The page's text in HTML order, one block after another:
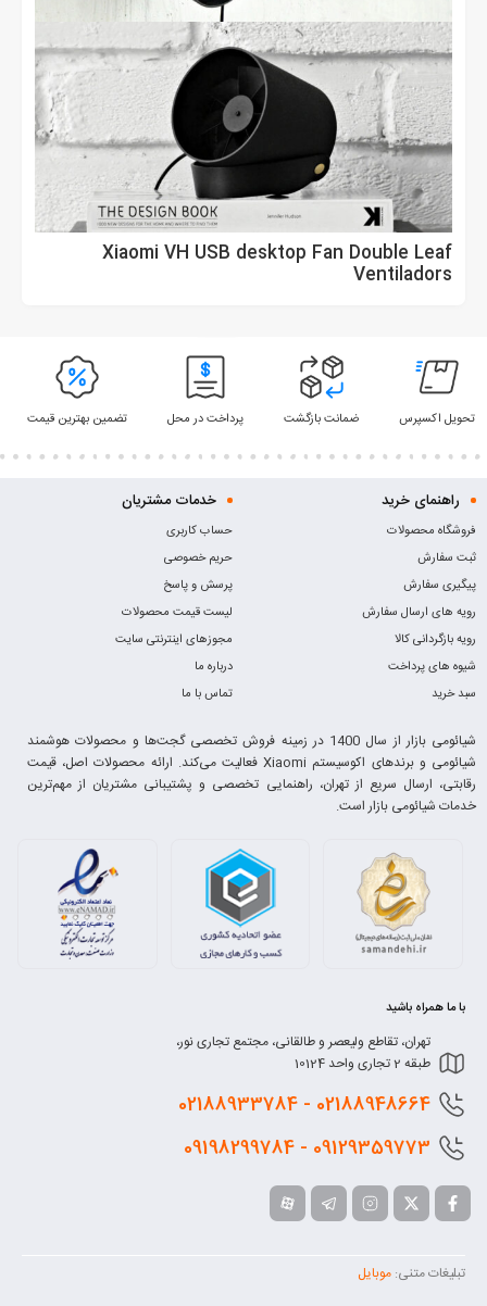
Xiaomi VH USB desktop Fan Double Leaf
Ventiladors
تحویل اکسپرس ضمانت بازگشت پرداخت در محل تضمین بهترین قیمت
راهنمای خرید
فروشگاه محصولات
ثبت سفارش
پیگیری سفارش
رویه های ارسال سفارش
رویه بازگردانی کالا
شیوه های پرداخت
سبد خرید
خدمات مشتریان
حساب کاربری
حریم خصوصی
پرسش و پاسخ
لیست قیمت محصولات
مجوزهای اینترنتی سایت
درباره ما
تماس با ما
شیائومی بازار از سال 1400 در زمینه فروش تخصصی گجت‌ها و محصولات هوشمند
شیائومی و برندهای اکوسیستم Xiaomi فعالیت می‌کند. ارائه محصولات اصل، قیمت
رقابتی، ارسال سریع از تهران، راهنمایی تخصصی و پشتیبانی مشتریان از مهم‌ترین
خدمات شیائومی بازار است.
با ما همراه باشید
تهران، تقاطع ولیعصر و طالقانی، مجتمع تجاری نور،
طبقه 2 تجاری واحد 10124
02188948664 - 02188933784
09129359773 - 09198299784
تبلیغات متنی: موبایل